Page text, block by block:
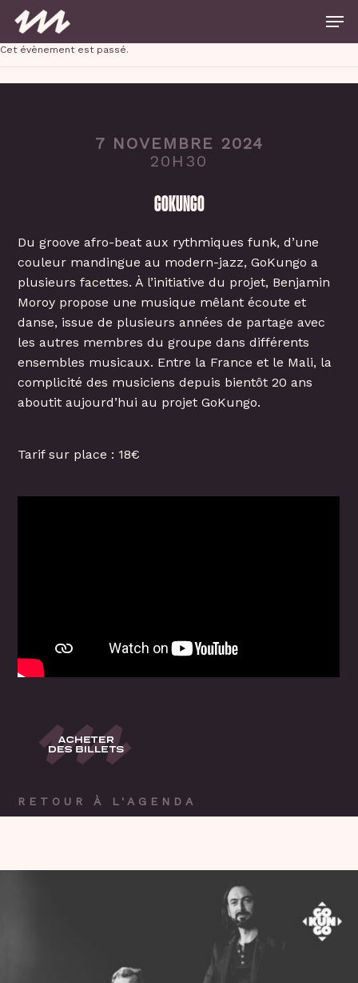
main
content
Cet évènement est passé.
7 NOVEMBRE 2024
20H30
GOKUNGO
Du groove afro-beat aux rythmiques funk, d’une
couleur mandingue au modern-jazz, GoKungo a
plusieurs facettes. À l’initiative du projet, Benjamin
Moroy propose une musique mêlant écoute et
danse, issue de plusieurs années de partage avec
les autres membres du groupe dans différents
ensembles musicaux. Entre la France et le Mali, la
complicité des musiciens depuis bientôt 20 ans
aboutit aujourd’hui au projet GoKungo.
Tarif sur place : 18€
RETOUR À L'AGENDA
Close